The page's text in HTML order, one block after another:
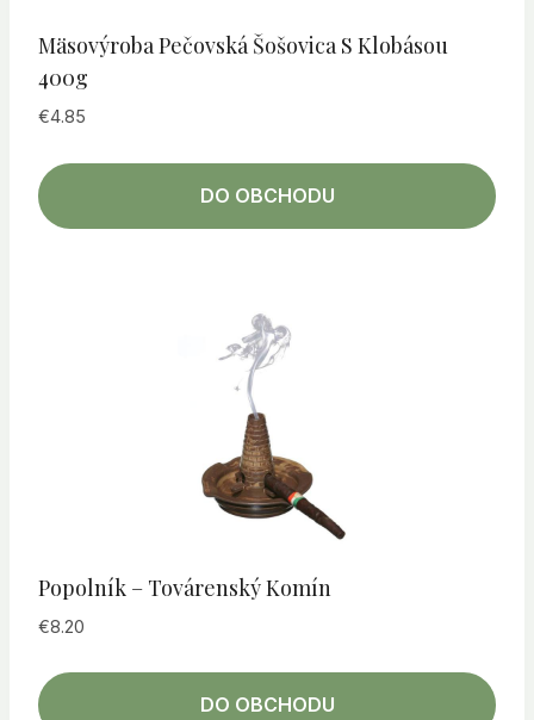
Mäsovýroba Pečovská Šošovica S Klobásou
400g
€4.85
DO OBCHODU
Popolník – Továrenský Komín
€8.20
DO OBCHODU